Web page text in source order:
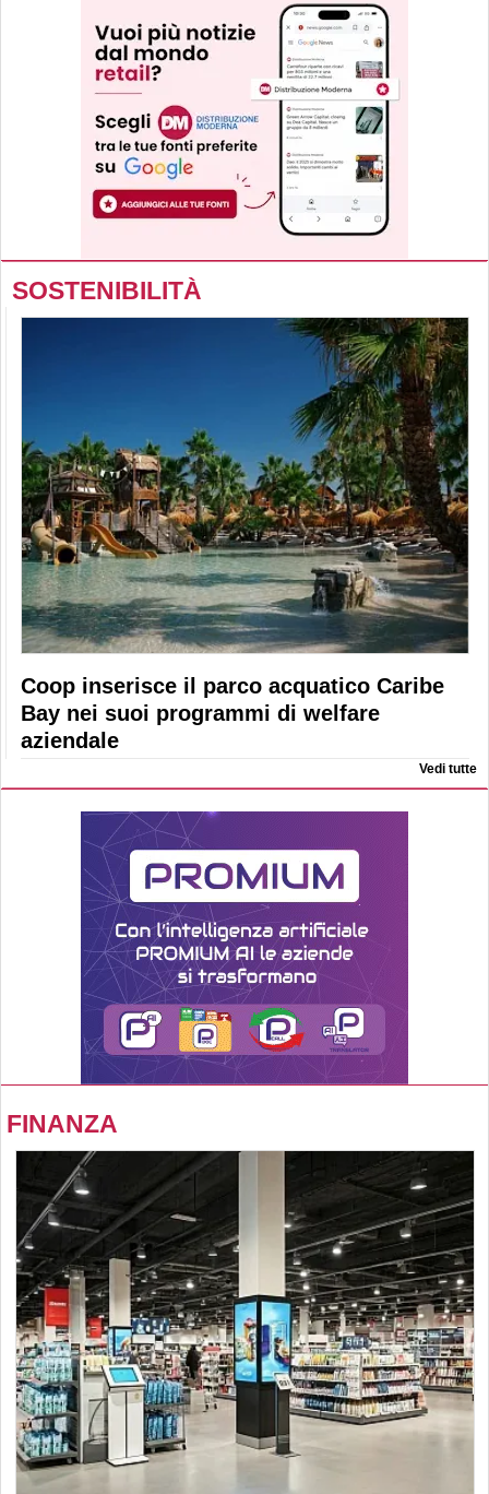
SOSTENIBILITÀ
Coop inserisce il parco acquatico Caribe
Bay nei suoi programmi di welfare
aziendale
Vedi tutte
FINANZA